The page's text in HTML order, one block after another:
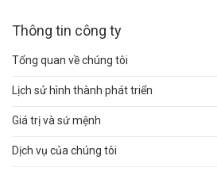
Thông tin công ty
Tổng quan về chúng tôi
Lịch sử hình thành phát triển
Giá trị và sứ mệnh
Dịch vụ của chúng tôi